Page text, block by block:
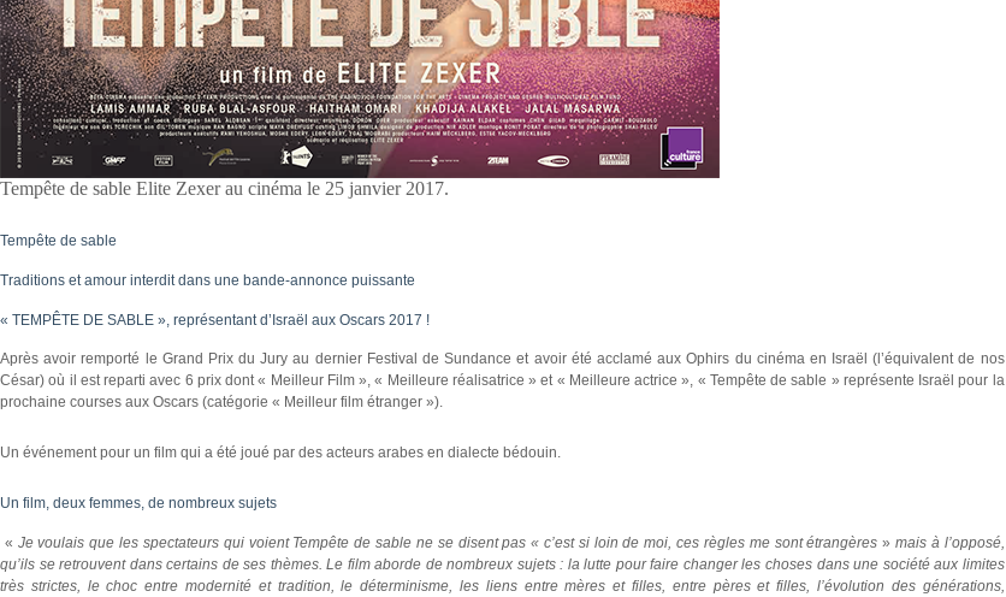
Tempête de sable Elite Zexer au cinéma le 25 janvier 2017.
Tempête de sable
Traditions et amour interdit dans une bande-annonce puissante
« TEMPÊTE DE SABLE », représentant d’Israël aux Oscars 2017 !
Après avoir remporté le Grand Prix du Jury au dernier Festival de Sundance et avoir été acclamé aux Ophirs du cinéma en Israël (l’équivalent de nos
César) où il est reparti avec 6 prix dont « Meilleur Film », « Meilleure réalisatrice » et « Meilleure actrice », « Tempête de sable » représente Israël pour la
prochaine courses aux Oscars (catégorie « Meilleur film étranger »).
Un événement pour un film qui a été joué par des acteurs arabes en dialecte bédouin.
Un film, deux femmes, de nombreux sujets
« Je voulais que les spectateurs qui voient Tempête de sable ne se disent pas « c’est si loin de moi, ces règles me sont étrangères»mais à l’opposé,
qu’ils se retrouvent dans certains de ses thèmes. Le film aborde de nombreux sujets : la lutte pour faire changer les choses dans une société aux limites
très strictes, le choc entre modernité et tradition, le déterminisme, les liens entre mères et filles, entre pères et filles, l’évolution des générations,